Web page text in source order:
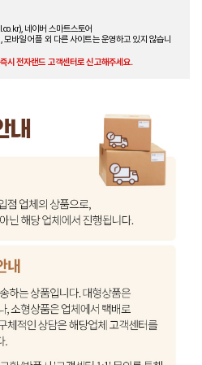
네이버 스마트스토어
바일 어플 외 다른 사이트는 운영하고 있지 않습니
즉시 전자랜드 고객센터로 신고해주세요.